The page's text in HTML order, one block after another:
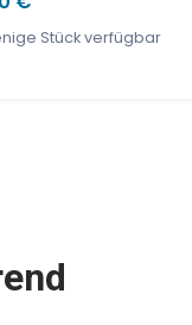
Stück verfügbar